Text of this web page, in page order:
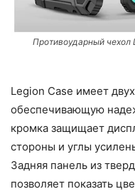
Противоударный чехол
Legion Case имеет
обеспечивающую
кромка защищает
стороны и углы
Задняя панель из
позволяет показать